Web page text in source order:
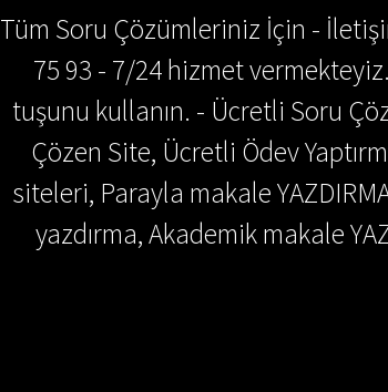
Tüm Soru Çözümleriniz İçin -
75 93 - 7/24 hizmet
tuşunu kullanın. - Ücretli Soru
Çözen Site, Ücretli Ödev
siteleri, Parayla makale
yazdırma, Akademik makale